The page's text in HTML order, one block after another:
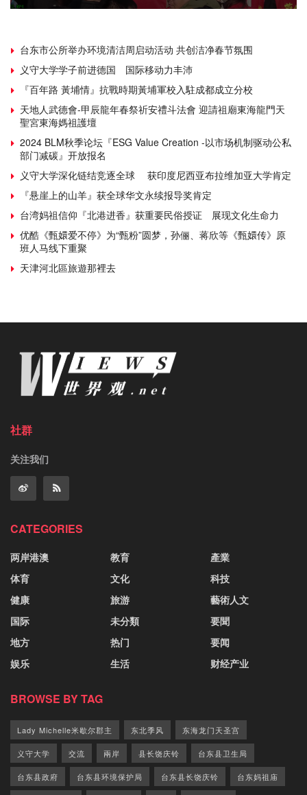
台东市公所举办环境清洁周启动活动 共创洁净春节氛围
义守大学学子前进德国 国际移动力丰沛
『百年路 黃埔情』抗戰時期黃埔軍校入駐成都成立分校
天地人武德會-甲辰龍年春祭祈安禮斗法會 迎請祖廟東海龍門天
聖宮東海媽祖護壇
2024 BLM秋季论坛『ESG Value Creation -以市场机制驱动公私
部门减碳』开放报名
义守大学深化链结竞逐全球 获印度尼西亚布拉维加亚大学肯定
『悬崖上的山羊』获全球华文永续报导奖肯定
台湾妈祖信仰『北港进香』获重要民俗授证 展现文化生命力
优酷《甄嬛爱不停》为“甄粉”圆梦，孙俪、蒋欣等《甄嬛传》原
班人马线下重聚
天津河北區旅遊那裡去
社群
关注我们
CATEGORIES
两岸港澳
体育
健康
国际
地方
娱乐
教育
文化
旅游
未分類
热门
生活
產業
科技
藝術人文
要聞
要闻
财经产业
BROWSE BY TAG
Lady Michelle米歇尔郡主 东北季风 东海龙门天圣宫
义守大学 交流 兩岸 县长饶庆铃 台东县卫生局
台东县政府 台东县环境保护局 台东县长饶庆铃 台东妈祖庙